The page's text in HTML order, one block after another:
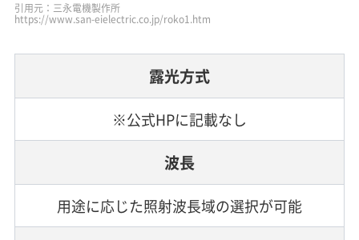
引用元：三永電機製作所
https://www.san-eielectric.co.jp/roko1.htm
露光方式
※公式HPに記載なし
波長
用途に応じた照射波長域の選択が可能